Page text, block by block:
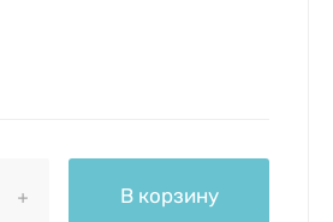
В корзину